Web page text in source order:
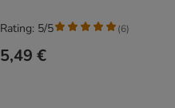
5,49 €
Rating: 5/5 (6)